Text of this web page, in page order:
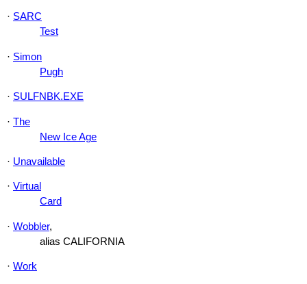
· SARC
Test
· Simon
Pugh
· SULFNBK.EXE
· The
New Ice Age
· Unavailable
· Virtual
Card
· Wobbler,
alias CALIFORNIA
· Work